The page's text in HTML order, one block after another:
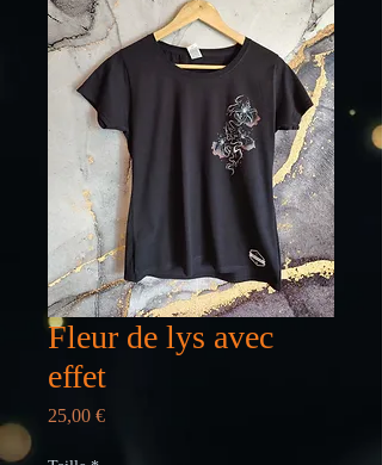
Fleur de lys avec
effet
25,00 €Prix